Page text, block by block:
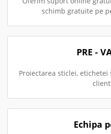
schimb gratuite pe
PRE -
Proiectarea sticlei,
Echipa